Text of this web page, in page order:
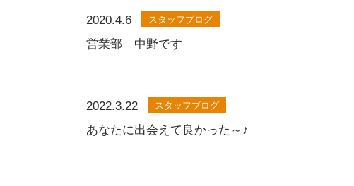
2020.4.6 スタッフブログ
営業部 中野です
2022.3.22 スタッフブログ
あなたに出会えて良かった～♪